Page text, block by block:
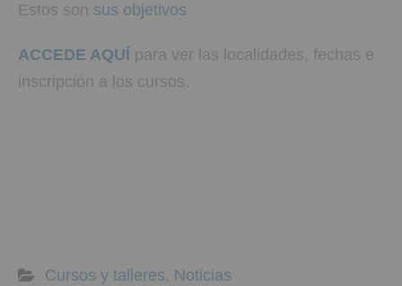
Estos son sus objetivos
ACCEDE AQUÍ para ver las localidades, fechas e
inscripción a los cursos.
Cursos y talleres, Noticias